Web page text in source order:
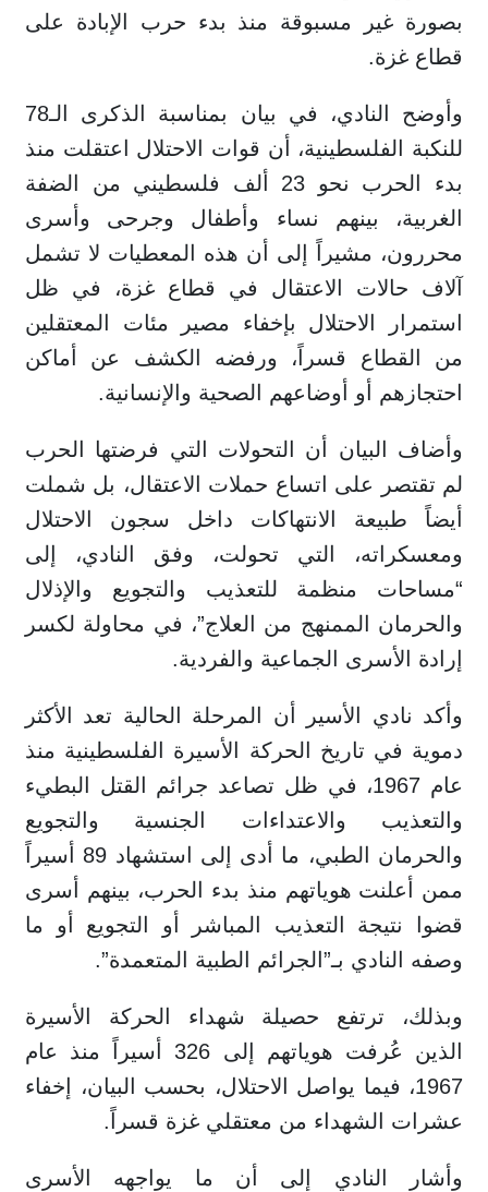
بصورة غير مسبوقة منذ بدء حرب الإبادة على
قطاع غزة.
وأوضح النادي، في بيان بمناسبة الذكرى الـ78
للنكبة الفلسطينية، أن قوات الاحتلال اعتقلت منذ
بدء الحرب نحو 23 ألف فلسطيني من الضفة
الغربية، بينهم نساء وأطفال وجرحى وأسرى
محررون، مشيراً إلى أن هذه المعطيات لا تشمل
آلاف حالات الاعتقال في قطاع غزة، في ظل
استمرار الاحتلال بإخفاء مصير مئات المعتقلين
من القطاع قسراً، ورفضه الكشف عن أماكن
احتجازهم أو أوضاعهم الصحية والإنسانية.
وأضاف البيان أن التحولات التي فرضتها الحرب
لم تقتصر على اتساع حملات الاعتقال، بل شملت
أيضاً طبيعة الانتهاكات داخل سجون الاحتلال
ومعسكراته، التي تحولت، وفق النادي، إلى
“مساحات منظمة للتعذيب والتجويع والإذلال
والحرمان الممنهج من العلاج”، في محاولة لكسر
إرادة الأسرى الجماعية والفردية.
وأكد نادي الأسير أن المرحلة الحالية تعد الأكثر
دموية في تاريخ الحركة الأسيرة الفلسطينية منذ
عام 1967، في ظل تصاعد جرائم القتل البطيء
والتعذيب والاعتداءات الجنسية والتجويع
والحرمان الطبي، ما أدى إلى استشهاد 89 أسيراً
ممن أعلنت هوياتهم منذ بدء الحرب، بينهم أسرى
قضوا نتيجة التعذيب المباشر أو التجويع أو ما
وصفه النادي بـ”الجرائم الطبية المتعمدة”.
وبذلك، ترتفع حصيلة شهداء الحركة الأسيرة
الذين عُرفت هوياتهم إلى 326 أسيراً منذ عام
1967، فيما يواصل الاحتلال، بحسب البيان، إخفاء
عشرات الشهداء من معتقلي غزة قسراً.
وأشار النادي إلى أن ما يواجهه الأسرى